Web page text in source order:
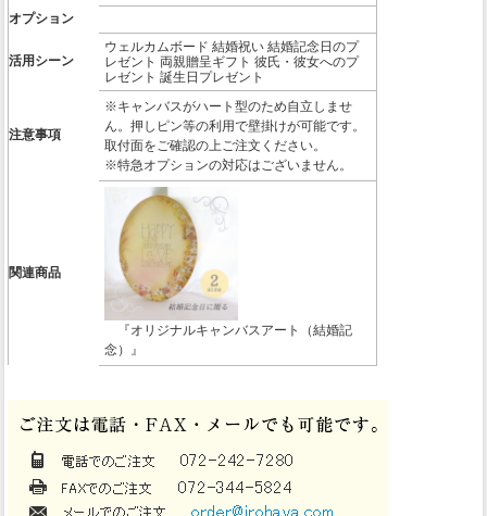
オプション
活用シーン
ウェルカムボード 結婚祝い 結婚記念日のプ
レゼント 両親贈呈ギフト 彼氏・彼女へのプ
レゼント 誕生日プレゼント
注意事項
※キャンバスがハート型のため自立しませ
ん。押しピン等の利用で壁掛けが可能です。
取付面をご確認の上ご注文ください。
※特急オプションの対応はございません。
関連商品
『オリジナルキャンバスアート（結婚記
念）』